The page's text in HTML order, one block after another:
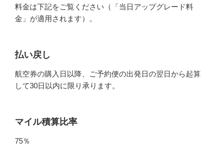
料金は下記をご覧ください（「当日アップグレード料
金」が適用されます）。
払い戻し
航空券の購入日以降、ご予約便の出発日の翌日から起算
して30日以内に限り承ります。
マイル積算比率
75％